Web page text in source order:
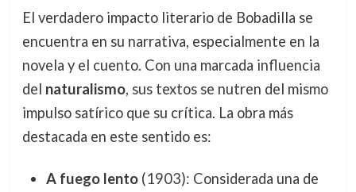
El verdadero impacto literario de Bobadilla se
encuentra en su narrativa, especialmente en la
novela y el cuento. Con una marcada influencia
del naturalismo, sus textos se nutren del mismo
impulso satírico que su crítica. La obra más
destacada en este sentido es:
A fuego lento(1903): Considerada una de